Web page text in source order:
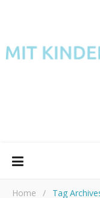
Home / Tag